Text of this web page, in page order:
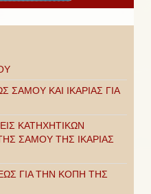
ΚΑΙ ΙΚΑΡΙΑΣ ΓΙΑ
ΚΑΤΗΧΗΤΙΚΩΝ
ΣΑΜΟΥ ΤΗΣ ΙΚΑΡΙΑΣ
ΓΙΑ ΤΗΝ ΚΟΠΗ ΤΗΣ